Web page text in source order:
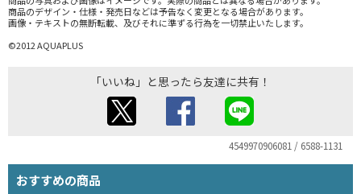
商品のデザイン・仕様・発売日などは予告なく変更となる場合があります。
画像・テキストの無断転載、及びそれに準ずる行為を一切禁止いたします。
©2012 AQUAPLUS
「いいね」と思ったら友達に共有！
4549970906081 / 6588-1131
おすすめの商品